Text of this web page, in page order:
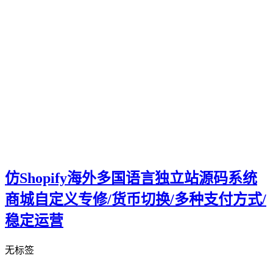
仿Shopify海外多国语言独立站源码系统
商城自定义专修/货币切换/多种支付方式/
稳定运营
无标签